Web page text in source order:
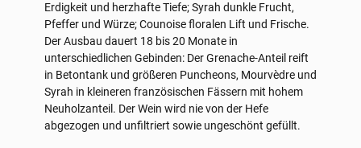
Erdigkeit und herzhafte Tiefe; Syrah dunkle Frucht,
Pfeffer und Würze; Counoise floralen Lift und Frische.
Der Ausbau dauert 18 bis 20 Monate in
unterschiedlichen Gebinden: Der Grenache-Anteil reift
in Betontank und größeren Puncheons, Mourvèdre und
Syrah in kleineren französischen Fässern mit hohem
Neuholzanteil. Der Wein wird nie von der Hefe
abgezogen und unfiltriert sowie ungeschönt gefüllt.